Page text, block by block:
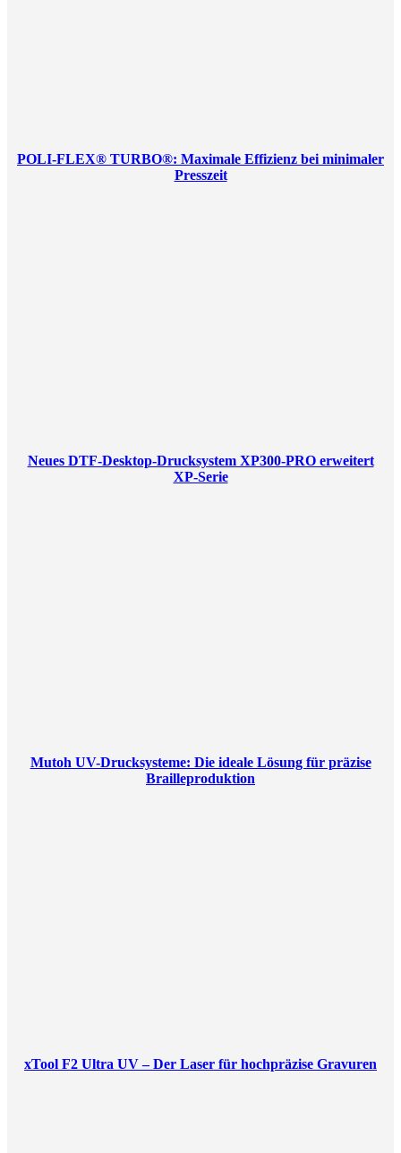
POLI-FLEX® TURBO®: Maximale Effizienz bei minimaler
Presszeit
Neues DTF-Desktop-Drucksystem XP300-PRO erweitert
XP-Serie
Mutoh UV-Drucksysteme: Die ideale Lösung für präzise
Brailleproduktion
xTool F2 Ultra UV – Der Laser für hochpräzise Gravuren